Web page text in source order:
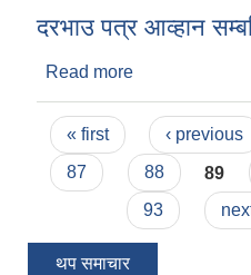
दरभाउ पत्र आव्हान
Read more
Pages
« first ‹ previous
87
88 89
93
थप समाचार